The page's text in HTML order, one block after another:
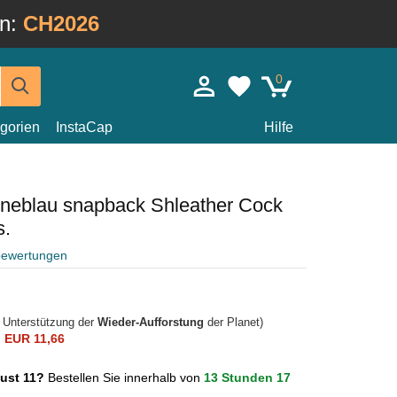
CH2026
0
InstaCap Hilfe
snapback Shleather Cock
der Wieder-Aufforstung der Planet)
EUR 11,66
11? Bestellen Sie innerhalb von 13 Stunden 17